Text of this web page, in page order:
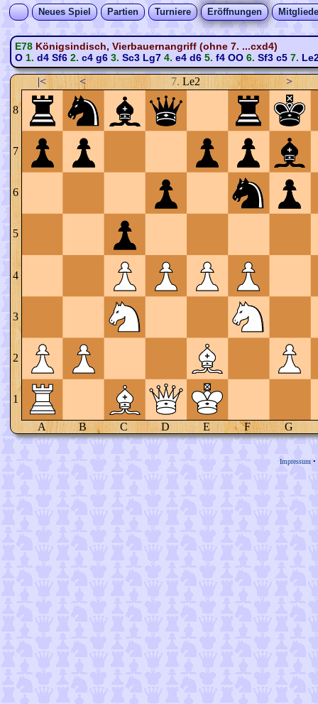
Neues Spiel Partien Turniere Eröffnungen
E78 Königsindisch, Vierbauernangriff (ohne 7. ...cxd4)
O1. d4 Sf62. c4 g63. Sc3 Lg74. e4 d65. f4 OO6. Sf3 c57.
|< < 7. Le2 >
8
7
6
5
4
3
2
1
A B C D E F G
Impressum •